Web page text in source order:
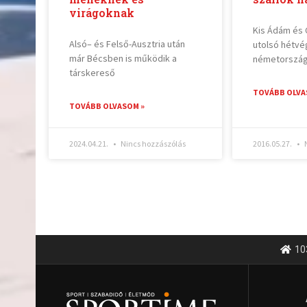
virágoknak
Alsó– és Felső-Ausztria után
már Bécsben is működik a
társkereső
TOVÁBB OLVASOM »
2024.04.21. Nincs hozzászólás
Kis Ádám és
utolsó
TOVÁBB
2016.05.27.